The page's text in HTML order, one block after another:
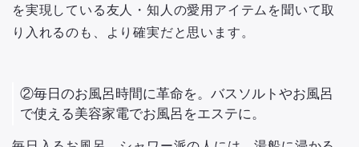
を実現している友人・知人の愛用アイテムを聞いて取
り入れるのも、より確実だと思います。
②毎日のお風呂時間に革命を。バスソルトやお風呂
で使える美容家電でお風呂をエステに。